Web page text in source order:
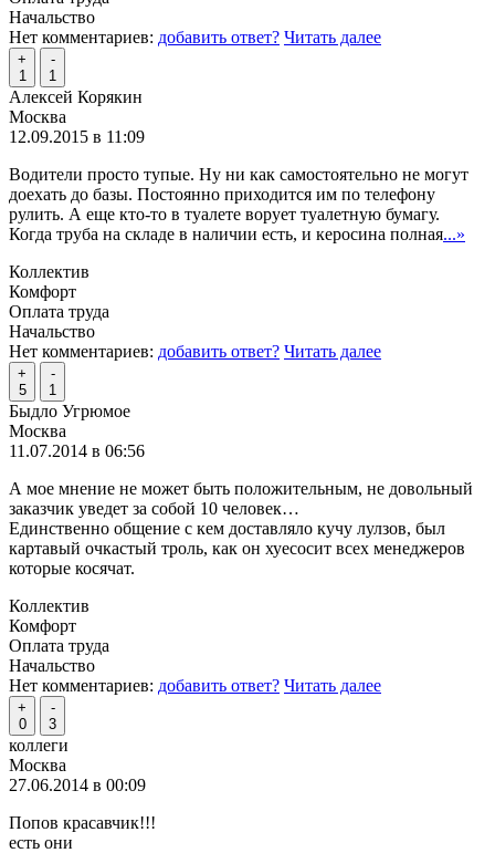
Начальство
Нет комментариев: добавить ответ? Читать далее
+
1
-
1
Алексей Корякин
Москва
12.09.2015 в 11:09
Водители просто тупые. Ну ни как самостоятельно не могут
доехать до базы. Постоянно приходится им по телефону
рулить. А еще кто-то в туалете ворует туалетную бумагу.
Когда труба на складе в наличии есть, и керосина полная...»
Коллектив
Комфорт
Оплата труда
Начальство
Нет комментариев: добавить ответ? Читать далее
+
5
-
1
Быдло Угрюмое
Москва
11.07.2014 в 06:56
А мое мнение не может быть положительным, не довольный
заказчик уведет за собой 10 человек…
Единственно общение с кем доставляло кучу лулзов, был
картавый очкастый троль, как он хуесосит всех менеджеров
которые косячат.
Коллектив
Комфорт
Оплата труда
Начальство
Нет комментариев: добавить ответ? Читать далее
+
0
-
3
коллеги
Москва
27.06.2014 в 00:09
Попов красавчик!!!
есть они